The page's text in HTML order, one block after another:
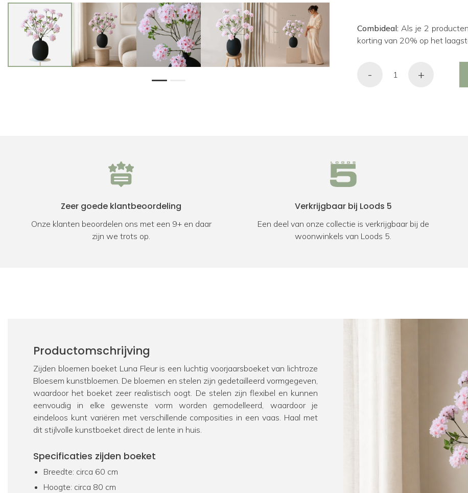
1
Combideal: Als je 2
korting van 20% op het
- +
Zeer goede klantbeoordeling
Onze klanten beoordelen ons met een 9+ en daar
zijn we trots op.
Verkrijgbaar bij Loods 5
Een deel van onze collectie is verkrijgbaar bij de
woonwinkels van Loods 5.
Productomschrijving
Zijden bloemen boeket Luna Fleur is een luchtig voorjaarsboeket van lichtroze
Bloesem kunstbloemen. De bloemen en stelen zijn gedetailleerd vormgegeven,
waardoor het boeket zeer realistisch oogt. De stelen zijn flexibel en kunnen
eenvoudig in elke gewenste vorm worden gemodelleerd, waardoor je
eindeloos kunt variëren met verschillende composities in een vaas. Haal met
dit stijlvolle kunstboeket direct de lente in huis.
Specificaties zijden boeket
Breedte: circa 60 cm
Hoogte: circa 80 cm